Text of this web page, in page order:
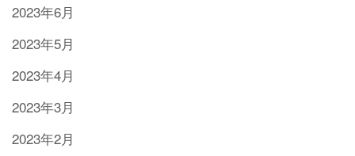
2023年6月
2023年5月
2023年4月
2023年3月
2023年2月